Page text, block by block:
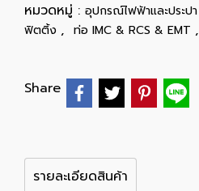
หมวดหมู่ : อุปกรณ์ไฟฟ้าและประปา
ฟิตติ้ง , ท่อ IMC & RCS & EMT ,
Share
รายละเอียดสินค้า